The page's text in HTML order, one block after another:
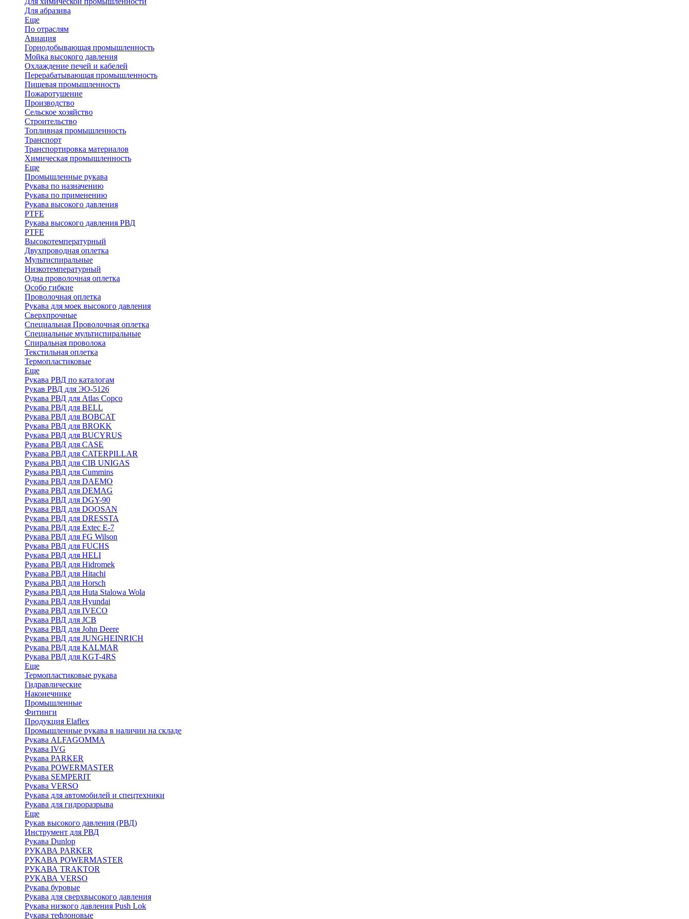
Для абразива
Еще
По отраслям
Авиация
Горнодобывающая промышленность
Мойка высокого давления
Охлаждение печей и кабелей
Перерабатывающая промышленность
Пищевая промышленность
Пожаротушение
Производство
Сельское хозяйство
Строительство
Топливная промышленность
Транспорт
Транспортировка материалов
Химическая промышленность
Еще
Промышленные рукава
Рукава по назначению
Рукава по применению
Рукава высокого давления
PTFE
Рукава высокого давления РВД
PTFE
Высокотемпературный
Двухпроводная оплетка
Мультиспиральные
Низкотемпературный
Одна проволочная оплетка
Особо гибкие
Проволочная оплетка
Рукава для моек высокого давления
Сверхпрочные
Специальная Проволочная оплетка
Специальные мультиспиральные
Спиральная проволока
Текстильная оплетка
Термопластиковые
Еще
Рукава РВД по каталогам
Рукав РВД для ЭО-5126
Рукава РВД для Atlas Copco
Рукава РВД для BELL
Рукава РВД для BOBCAT
Рукава РВД для BROKK
Рукава РВД для BUCYRUS
Рукава РВД для CASE
Рукава РВД для CATERPILLAR
Рукава РВД для CIB UNIGAS
Рукава РВД для Cummins
Рукава РВД для DAEMO
Рукава РВД для DEMAG
Рукава РВД для DGY-90
Рукава РВД для DOOSAN
Рукава РВД для DRESSTA
Рукава РВД для Extec E-7
Рукава РВД для FG Wilson
Рукава РВД для FUCHS
Рукава РВД для HELI
Рукава РВД для Hidromek
Рукава РВД для Hitachi
Рукава РВД для Horsch
Рукава РВД для Huta Stalowa Wola
Рукава РВД для Hyundai
Рукава РВД для IVECO
Рукава РВД для JCB
Рукава РВД для John Deere
Рукава РВД для JUNGHEINRICH
Рукава РВД для KALMAR
Рукава РВД для KGT-4RS
Еще
Термопластиковые рукава
Гидравлические
Наконечнике
Промышленные
Фитинги
Продукция Elaflex
Промышленные рукава в наличии на складе
Рукава ALFAGOMMA
Рукава IVG
Рукава PARKER
Рукава POWERMASTER
Рукава SEMPERIT
Рукава VERSO
Рукава для автомобилей и спецтехники
Рукава для гидроразрыва
Еще
Рукав высокого давления (РВД)
Инструмент для РВД
Рукава Dunlop
РУКАВА PARKER
РУКАВА POWERMASTER
РУКАВА TRAKTOR
РУКАВА VERSO
Рукава буровые
Рукава для сверхвысокого давления
Рукава низкого давления Push Lok
Рукава тефлоновые